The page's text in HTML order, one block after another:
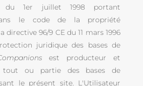
du 1er juillet 1998 portant
le code de la propriété
directive 96/9 CE du 11 mars 1996
juridique des bases de
est producteur et
tout ou partie des bases de
le présent site. L'Utilisateur